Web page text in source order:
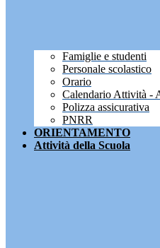
Famiglie e studenti
Personale scolastico
Orario
Calendario Attività -
Polizza assicurativa
PNRR
ORIENTAMENTO
Attività della Scuola